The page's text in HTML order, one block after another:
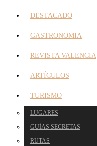
DESTACADO
GASTRONOMIA
REVISTA VALENCIA
ARTÍCULOS
TURISMO
LUGARES
GUÍAS SECRETAS
RUTAS